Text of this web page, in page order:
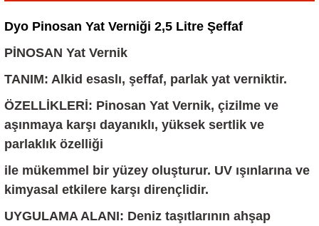
Dyo Pinosan Yat Verniği 2,5 Litre Şeffaf
PİNOSAN Yat Vernik
TANIM: Alkid esaslı, şeffaf, parlak yat verniktir.
ÖZELLİKLERİ: Pinosan Yat Vernik, çizilme ve
aşınmaya karşı dayanıklı, yüksek sertlik ve
parlaklık özelliği
ile mükemmel bir yüzey oluşturur. UV ışınlarına ve
kimyasal etkilere karşı dirençlidir.
UYGULAMA ALANI: Deniz taşıtlarının ahşap